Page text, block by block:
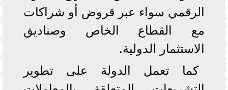
الرقمي سواء عبر قروض أو شراكات
مع القطاع الخاص وصناديق
الاستثمار الدولية.
كما تعمل الدولة على تطوير